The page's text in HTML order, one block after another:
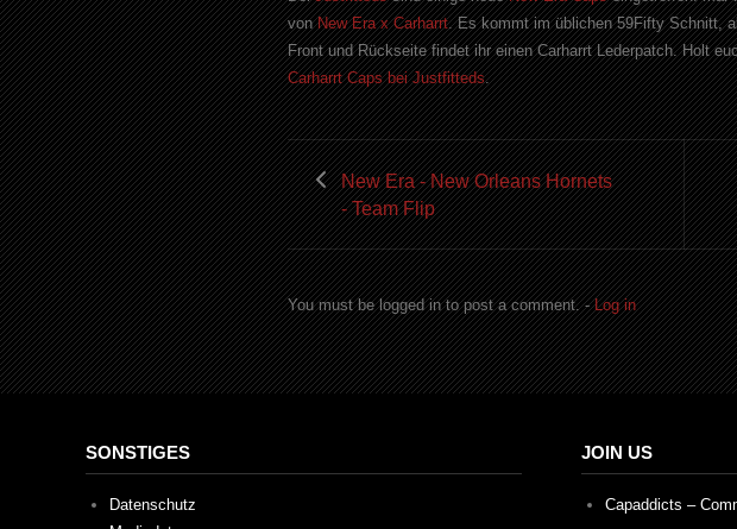
vonNew Era x Carharrt. Es kommt im üblichen 59Fifty Schnitt,
Front und Rückseite findet ihr einen Carharrt Lederpatch. Holt
Carharrt Caps bei Justfitteds.
New Era - New Orleans Hornets
- Team Flip
You must be logged in to post a comment. -Log in
SONSTIGES
Datenschutz
JOIN US
Capaddicts –